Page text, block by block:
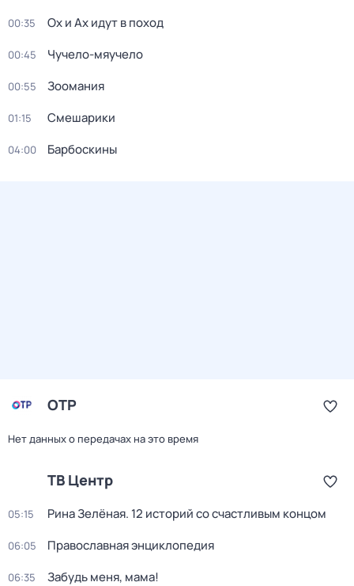
00:35 Ох и Ах идут в поход
00:45 Чучело-мяучело
00:55 Зоомания
01:15 Смешарики
04:00 Барбоскины
ОТР
Нет данных о передачах на это время
ТВ Центр
05:15 Рина Зелёная. 12 историй со счастливым концом
06:05 Православная энциклопедия
06:35 Забудь меня, мама!